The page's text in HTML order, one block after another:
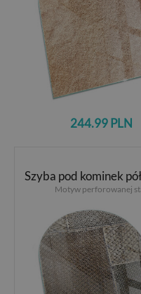
244.99 PLN
Szyba pod kominek
Motyw perforowanej